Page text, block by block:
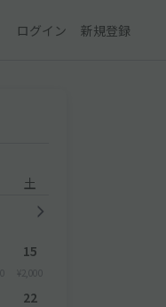
ログイン 新規登録
土
15
¥2,000
22